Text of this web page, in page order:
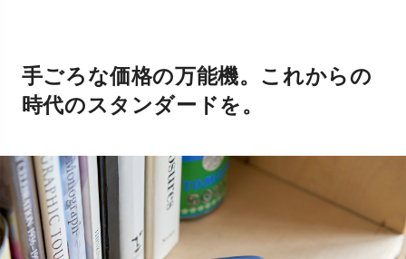
手ごろな価格の万能機。これからの
時代のスタンダードを。